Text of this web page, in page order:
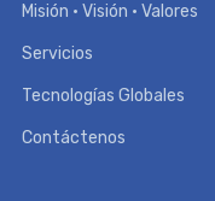
Misión • Visión • Valores
Servicios
Tecnologías Globales
Contáctenos